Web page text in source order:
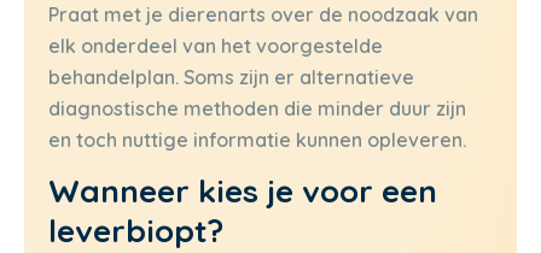
Praat met je dierenarts over de noodzaak van
elk onderdeel van het voorgestelde
behandelplan. Soms zijn er alternatieve
diagnostische methoden die minder duur zijn
en toch nuttige informatie kunnen opleveren.
Wanneer kies je voor een
leverbiopt?